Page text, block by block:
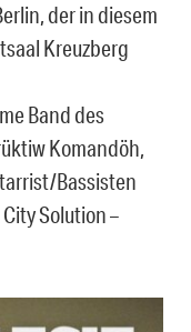
der in diesem
Kreuzberg
Band des
Komandöh,
Bassisten
Solution –